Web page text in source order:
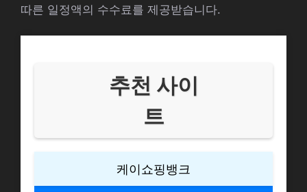
따른 일정액의 수수료를 제공받습니다.
추천 사이
트
케이쇼핑뱅크